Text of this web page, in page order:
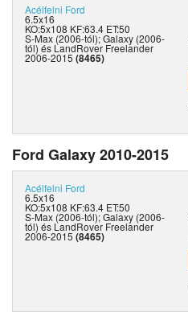
Acélfelni Ford
6.5x16
KO:5x108 KF:63.4 ET:50
S-Max (2006-tól); Galaxy (2006-
tól) és LandRover Freelander
2006-2015 (8465)
Ford Galaxy 2010-2015
Acélfelni Ford
6.5x16
KO:5x108 KF:63.4 ET:50
S-Max (2006-tól); Galaxy (2006-
tól) és LandRover Freelander
2006-2015 (8465)